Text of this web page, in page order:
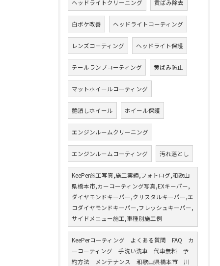
ヘッドライトクリーニング 黄ばみ除去
白ボケ改善 ヘッドライトコーティング
レンズコーティング ヘッドライト保護
テールランプコーティング 黄ばみ防止
マットホイールコーティング
艶消しホイール ホイール保護
エンジンルームクリーニング
エンジンルームコーティング 汚れ落とし
KeePer施工写真,施工実績,フォトログ,和歌山
県橋本市,カーコーティング写真,EXキーパー,
ダイヤモンドキーパー,クリスタルキーパー,エ
コダイヤモンドキーパー,フレッシュキーパー,
サイドメニュー施工,車種別施工例
KeePerコーティング よくある質問 FAQ カ
ーコーティング 手洗い洗車 代車無料 予
約方法 メンテナンス 和歌山県橋本市 川